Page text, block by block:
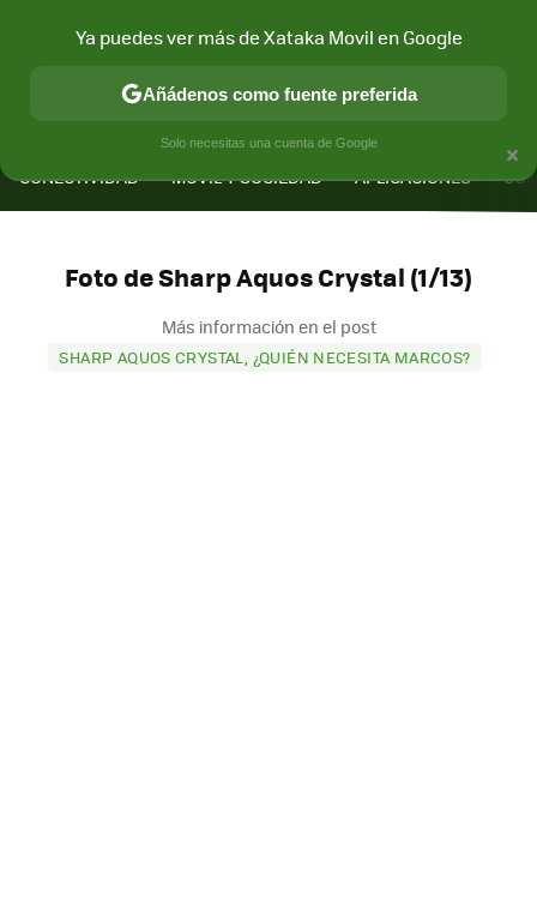
CONECTIVIDAD MÓVIL Y SOCIEDAD APLICACIONES
Foto de Sharp Aquos Crystal (1/13)
Más información en el post
SHARP AQUOS CRYSTAL, ¿QUIÉN NECESITA MARCOS?
×
Ya puedes ver más de Xataka Movil en Google
Añádenos como fuente preferida
Solo necesitas una cuenta de Google